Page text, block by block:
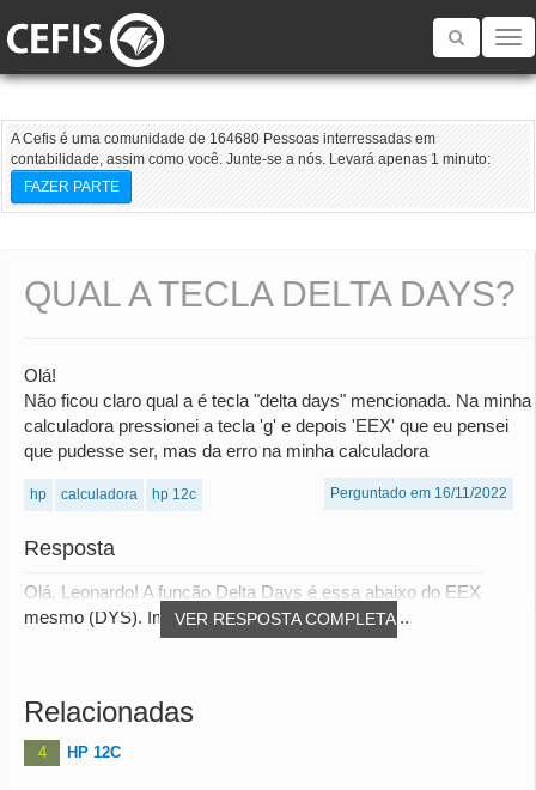
Toggle
A Cefis é uma comunidade de 164680 Pessoas interressadas em
contabilidade, assim como você. Junte-se a nós. Levará apenas 1 minuto:
FAZER PARTE
QUAL A TECLA DELTA DAYS?
Olá!
Não ficou claro qual a é tecla "delta days" mencionada. Na minha
calculadora pressionei a tecla 'g' e depois 'EEX' que eu pensei
que pudesse ser, mas da erro na minha calculadora
hp calculadora hp 12c Perguntado em 16/11/2022
Resposta
VER RESPOSTA COMPLETA
Olá, Leonardo! A função Delta Days é essa abaixo do EEX
mesmo (DYS). Imagino que tenha sido o Erro 8...
Relacionadas
4 HP 12C